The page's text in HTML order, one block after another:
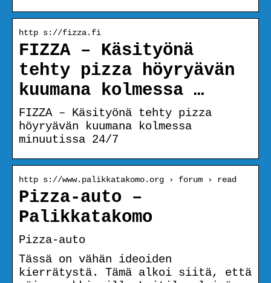
http s://fizza.fi
FIZZA – Käsityönä
tehty pizza höyryävän
kuumana kolmessa …
FIZZA – Käsityönä tehty pizza
höyryävän kuumana kolmessa
minuutissa 24/7
http s://www.palikkatakomo.org › forum › read
Pizza-auto –
Palikkatakomo
Pizza-auto
Tässä on vähän ideoiden
kierrätystä. Tämä alkoi siitä, että